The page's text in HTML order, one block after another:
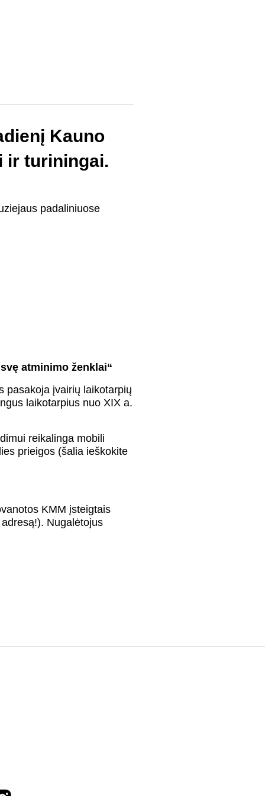
Kauno
ir turiningai.
padaliniuose
atminimo ženklai“
pasakoja įvairių laikotarpių
laikotarpius nuo XIX a.
reikalinga mobili
prieigos (šalia ieškokite
KMM įsteigtais
Nugalėtojus